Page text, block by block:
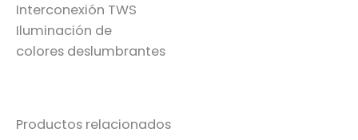
Interconexión TWS
Iluminación de
colores deslumbrantes
Productos relacionados